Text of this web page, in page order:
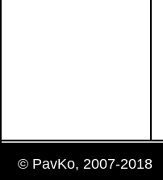
© PavKo, 2007-2018